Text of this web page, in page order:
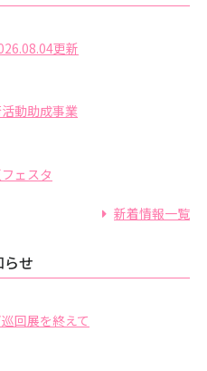
更新
動助成事業
ェスタ
新着情報一覧
らせ
回展を終えて